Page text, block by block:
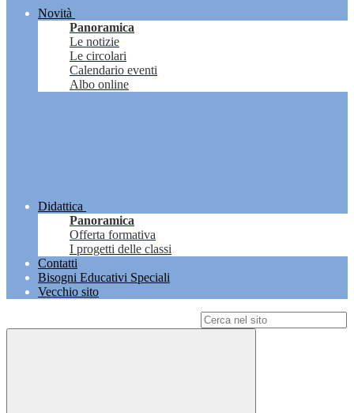
Novità
Panoramica
Le notizie
Le circolari
Calendario eventi
Albo online
Didattica
Panoramica
Offerta formativa
I progetti delle classi
Contatti
Bisogni Educativi Speciali
Vecchio sito